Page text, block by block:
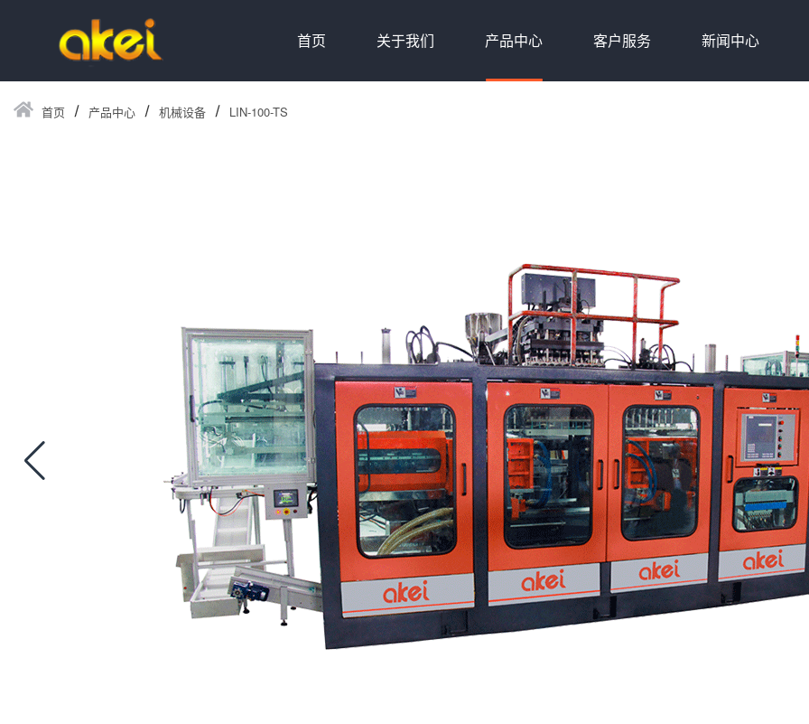
首页 关于我们 产品中心 客户服务 新闻中心
首页 产品中心 机械设备 LIN-100-TS